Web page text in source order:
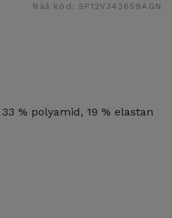
Náš kód: SP12V343659AGN
% polyamid, 19 % elastan